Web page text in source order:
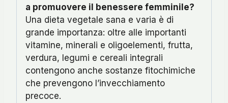
a promuovere il benessere femminile?
Una dieta vegetale sana e varia è di
grande importanza: oltre alle importanti
vitamine, minerali e oligoelementi, frutta,
verdura, legumi e cereali integrali
contengono anche sostanze fitochimiche
che prevengono l’invecchiamento
precoce.